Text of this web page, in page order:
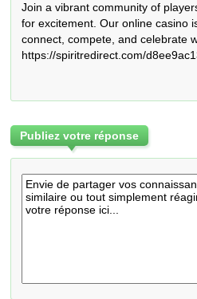
Join a vibrant community of
for excitement. Our online casino
connect, compete, and celebrate
https://spiritredirect.com/
Publiez votre réponse